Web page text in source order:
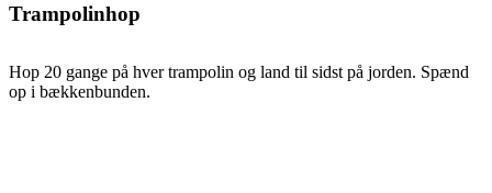
Trampolinhop
Hop 20 gange på hver trampolin og land til sidst på jorden. Spænd
op i bækkenbunden.